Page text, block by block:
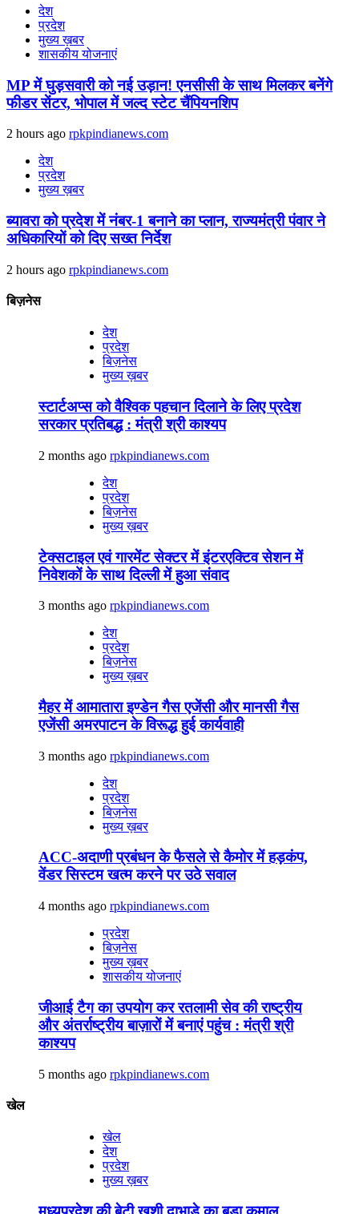
देश
प्रदेश
मुख्य ख़बर
शासकीय योजनाएं
MP में घुड़सवारी को नई उड़ान! एनसीसी के साथ मिलकर बनेंगे
फीडर सेंटर, भोपाल में जल्द स्टेट चैंपियनशिप
2 hours ago rpkpindianews.com
देश
प्रदेश
मुख्य ख़बर
ब्यावरा को प्रदेश में नंबर-1 बनाने का प्लान, राज्यमंत्री पंवार ने
अधिकारियों को दिए सख्त निर्देश
2 hours ago rpkpindianews.com
बिज़नेस
देश
प्रदेश
बिज़नेस
मुख्य ख़बर
स्टार्टअप्स को वैश्विक पहचान दिलाने के लिए प्रदेश
सरकार प्रतिबद्ध : मंत्री श्री काश्यप
2 months ago rpkpindianews.com
देश
प्रदेश
बिज़नेस
मुख्य ख़बर
टेक्सटाइल एवं गारमेंट सेक्टर में इंटरएक्टिव सेशन में
निवेशकों के साथ दिल्ली में हुआ संवाद
3 months ago rpkpindianews.com
देश
प्रदेश
बिज़नेस
मुख्य ख़बर
मैहर में आमातारा इण्डेन गैस एजेंसी और मानसी गैस
एजेंसी अमरपाटन के विरूद्ध हुई कार्यवाही
3 months ago rpkpindianews.com
देश
प्रदेश
बिज़नेस
मुख्य ख़बर
ACC-अदाणी प्रबंधन के फैसले से कैमोर में हड़कंप,
वेंडर सिस्टम खत्म करने पर उठे सवाल
4 months ago rpkpindianews.com
प्रदेश
बिज़नेस
मुख्य ख़बर
शासकीय योजनाएं
जीआई टैग का उपयोग कर रतलामी सेव की राष्ट्रीय
और अंतर्राष्ट्रीय बाज़ारों में बनाएं पहुंच : मंत्री श्री
काश्यप
5 months ago rpkpindianews.com
खेल
खेल
देश
प्रदेश
मुख्य ख़बर